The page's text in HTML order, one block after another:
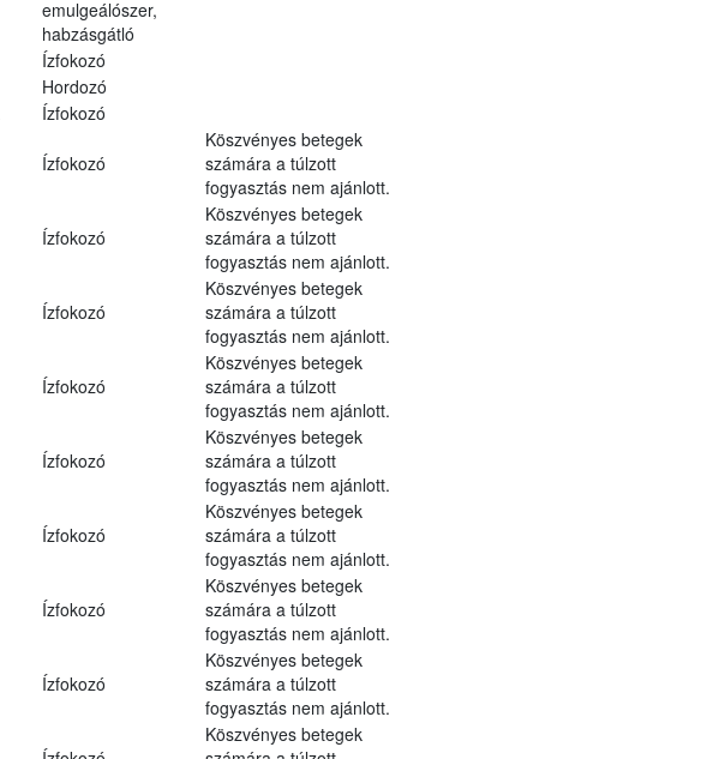
emulgeálószer,
habzásgátló
Ízfokozó
Hordozó
Ízfokozó
Ízfokozó
Köszvényes betegek
számára a túlzott
fogyasztás nem ajánlott.
Ízfokozó
Köszvényes betegek
számára a túlzott
fogyasztás nem ajánlott.
Ízfokozó
Köszvényes betegek
számára a túlzott
fogyasztás nem ajánlott.
Ízfokozó
Köszvényes betegek
számára a túlzott
fogyasztás nem ajánlott.
Ízfokozó
Köszvényes betegek
számára a túlzott
fogyasztás nem ajánlott.
Ízfokozó
Köszvényes betegek
számára a túlzott
fogyasztás nem ajánlott.
Ízfokozó
Köszvényes betegek
számára a túlzott
fogyasztás nem ajánlott.
Ízfokozó
Köszvényes betegek
számára a túlzott
fogyasztás nem ajánlott.
Köszvényes betegek